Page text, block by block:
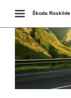
Toggle
navigation
Škoda Roskilde